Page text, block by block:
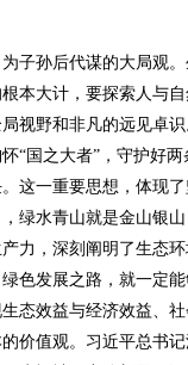
孙后代谋的大局观。
本大计，要探索人与
视野和非凡的远见卓
“国之大者”，守护好两
这一重要思想，体现
绿水青山就是金山银
力，深刻阐明了生态
色发展之路，就一定
态效益与经济效益、
价值观。习近平总书记